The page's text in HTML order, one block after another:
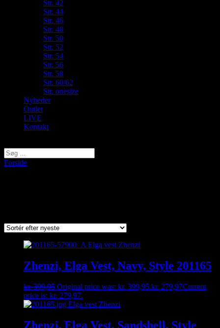
Str. 42
Str. 44
Str. 46
Str. 48
Str. 50
Str. 52
Str. 54
Str. 56
Str. 58
Str. 60/62
Str. onesize
Nyheder
Outlet
LIVE
Kontakt
Forside
Zhenzi, Elga Vest, Navy, Style 201165
kr.399,95 Original price was: kr. 399,95.kr. 279,97Current
price is: kr. 279,97.
Zhenzi, Elga Vest, Sandshell, Style